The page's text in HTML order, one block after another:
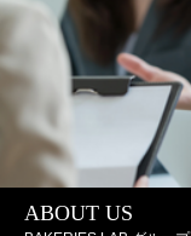
ABOUT US